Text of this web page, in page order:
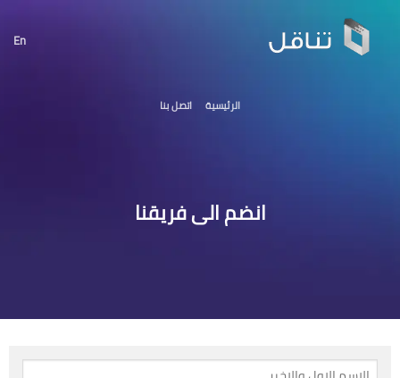
للمحتوى
En
الرئيسية اتصل بنا
انضم الى فريقنا
الاسم